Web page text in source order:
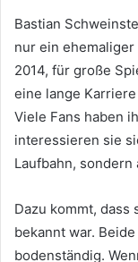
Bastian
nur ein
2014, für große
eine lange
Viele Fans haben
interessieren sie
Laufbahn, sondern
Dazu kommt, dass
bekannt war.
bodenständig.